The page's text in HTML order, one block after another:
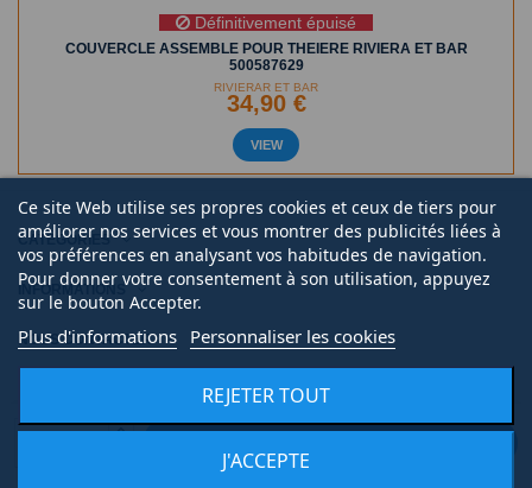
Définitivement épuisé
COUVERCLE ASSEMBLE POUR THEIERE RIVIERA ET BAR
500587629
RIVIERAR ET BAR
34,90 €
VIEW
CATÉGORIES
INFORMATIONS
NOUS CONTACTER
Ce site Web utilise ses propres cookies et ceux de tiers pour
améliorer nos services et vous montrer des publicités liées à
vos préférences en analysant vos habitudes de navigation.
Pour donner votre consentement à son utilisation, appuyez
sur le bouton Accepter.
Plus d'informations Personnaliser les cookies
REJETER TOUT
J'ACCEPTE
Mentions légales|Création de boutique en ligne